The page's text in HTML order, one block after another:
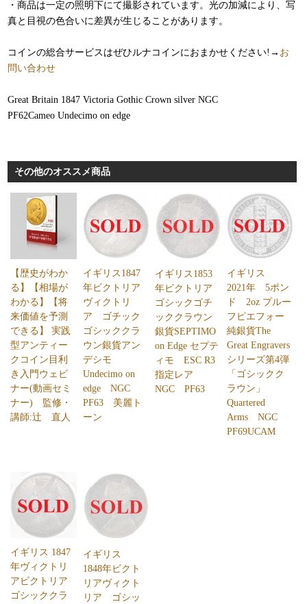
・商品は一定の照明下にて撮影されています。光の加減により、写
真と目視の色合いに差異が生じることがあります。
コインの総合サービスはぜひルナコインにおまかせください!→ お
問い合わせ
Great Britain 1847 Victoria Gothic Crown silver NGC
PF62Cameo Undecimo on edge
その他のオススメ商品
【歴史がわか
る】【相場が
わかる】【将
来価値を予測
できる】 実践
型アンティー
クコイン目利
き入門ウェビ
ナー(動画セミ
ナー) 監修・
講師:辻 直人
イギリス1847
年ビクトリア
ヴィクトリ
ア ゴチック
ゴシッククラ
ウン銀貨アン
デシモ
Undecimo on
edge NGC
PF63 美麗ト
ーン
イギリス1853
年ビクトリア
ゴシックゴチ
ッククラウン
銀貨SEPTIMO
on Edge セプテ
ィモ ESC R3
指定レア
NGC PF63
イギリス
2021年 5ポン
ド 2oz プルー
フピエフォー
純銀貨The
Great Engravers
シリーズ第4弾
「ゴシックク
ラウン」
Quartered
Arms NGC
PF69UCAM
イギリス 1847
年ヴィクトリ
アビクトリア
ゴシッククラ
イギリス
1848年ビクト
リアヴィクト
リア ゴシッ